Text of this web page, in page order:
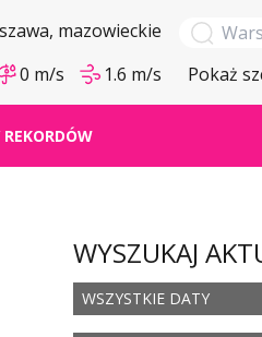
, mazowieckie
0 m/s 1.6 m/s Pokaż
WYSZUKAJ
WSZYSTKIE DATY